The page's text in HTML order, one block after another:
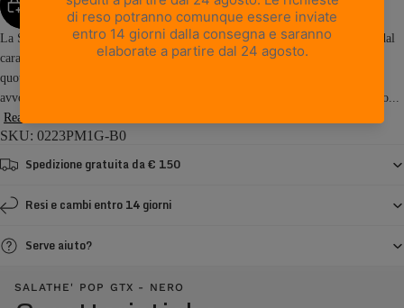
AGGIUNGI AL CARRELLO
La Salathè POP GTX reinterpreta l’iconica Salathè in una versione casual dal
carattere urbano, capace di unire l’heritage outdoor a una grande versatilità
quotidiana. Leggera, stabile e confortevole, offre una calzata precisa e
avvolgente grazie alla costruzione a calza e al sistema di allacciatura ispirato...
Read more
SKU: 0223PM1G-B0
Spedizione gratuita da € 150
Resi e cambi entro 14 giorni
Serve aiuto?
SALATHE' POP GTX - NERO